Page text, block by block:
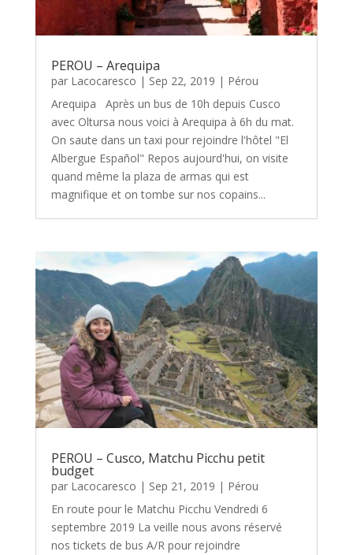
PEROU – Arequipa
par Lacocaresco | Sep 22, 2019 | Pérou
Arequipa Après un bus de 10h depuis Cusco
avec Oltursa nous voici à Arequipa à 6h du mat.
On saute dans un taxi pour rejoindre l'hôtel "El
Albergue Español" Repos aujourd'hui, on visite
quand même la plaza de armas qui est
magnifique et on tombe sur nos copains...
PEROU – Cusco, Matchu Picchu petit
budget
par Lacocaresco | Sep 21, 2019 | Pérou
En route pour le Matchu Picchu Vendredi 6
septembre 2019 La veille nous avons réservé
nos tickets de bus A/R pour rejoindre